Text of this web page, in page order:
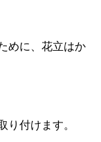
めに、花立はか
り付けます。